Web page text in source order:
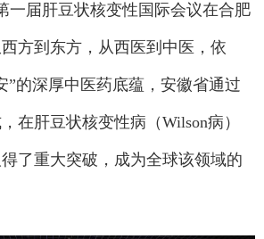
一届肝豆状核变性国际会议在合肥
方到东方，从西医到中医，依
”的深厚中医药底蕴，安徽省通过
在肝豆状核变性病（Wilson病）
了重大突破，成为全球该领域的